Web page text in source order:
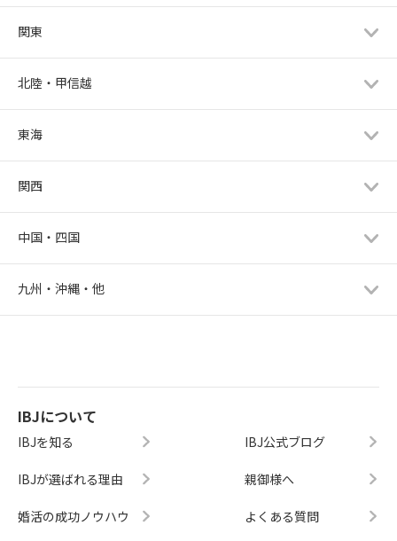
関東
北陸・甲信越
東海
関西
中国・四国
九州・沖縄・他
IBJについて
IBJを知る
IBJが選ばれる理由
婚活の成功ノウハウ
IBJ公式ブログ
親御様へ
よくある質問